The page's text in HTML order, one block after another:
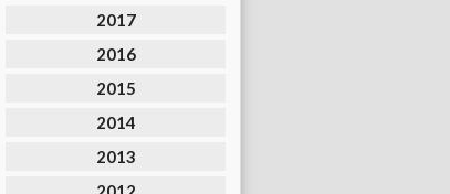
2017
2016
2015
2014
2013